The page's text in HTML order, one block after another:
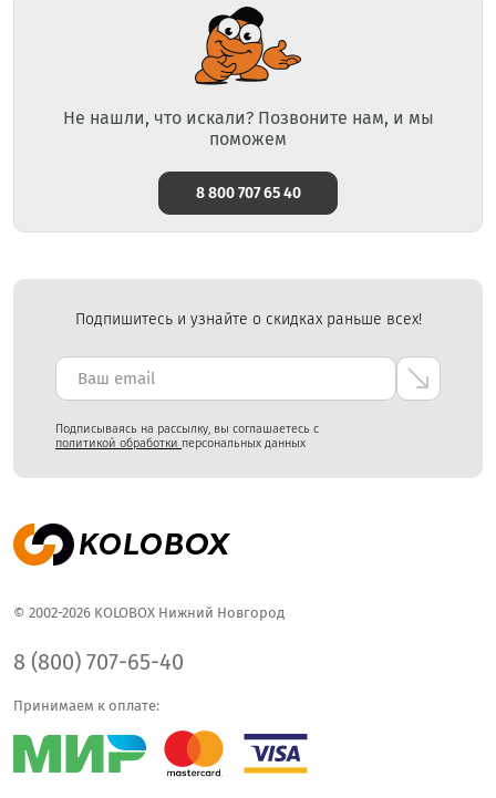
Не нашли, что искали? Позвоните нам, и мы
поможем
8 800 707 65 40
Подпишитесь и узнайте о скидках раньше всех!
Подписываясь на рассылку, вы соглашаетесь с
политикой обработки персональных данных
© 2002-2026 KOLOBOX Нижний Новгород
8 (800) 707-65-40
Принимаем к оплате: